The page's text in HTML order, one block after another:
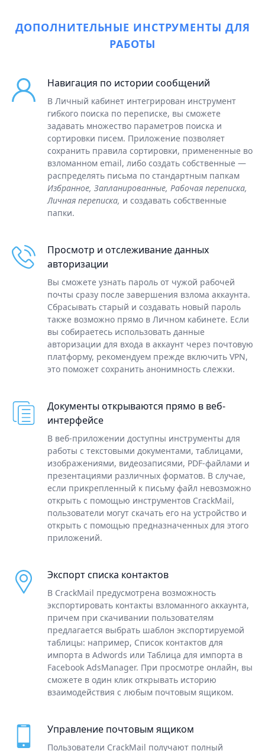
ДОПОЛНИТЕЛЬНЫЕ ИНСТРУМЕНТЫ ДЛЯ
РАБОТЫ
Навигация по истории сообщений
В Личный кабинет интегрирован инструмент
гибкого поиска по переписке, вы сможете
задавать множество параметров поиска и
сортировки писем. Приложение позволяет
сохранить правила сортировки, примененные во
взломанном email, либо создать собственные —
распределять письма по стандартным папкам
Избранное, Запланированные, Рабочая переписка,
Личная переписка, и создавать собственные
папки.
Просмотр и отслеживание данных
авторизации
Вы сможете узнать пароль от чужой рабочей
почты сразу после завершения взлома аккаунта.
Сбрасывать старый и создавать новый пароль
также возможно прямо в Личном кабинете. Если
вы собираетесь использовать данные
авторизации для входа в аккаунт через почтовую
платформу, рекомендуем прежде включить VPN,
это поможет сохранить анонимность слежки.
Документы открываются прямо в веб-
интерфейсе
В веб-приложении доступны инструменты для
работы с текстовыми документами, таблицами,
изображениями, видеозаписями, PDF-файлами и
презентациями различных форматов. В случае,
если прикрепленный к письму файл невозможно
открыть с помощью инструментов CrackMail,
пользователи могут скачать его на устройство и
открыть с помощью предназначенных для этого
приложений.
Экспорт списка контактов
В CrackMail предусмотрена возможность
экспортировать контакты взломанного аккаунта,
причем при скачивании пользователям
предлагается выбрать шаблон экспортируемой
таблицы: например, Список контактов для
импорта в Adwords или Таблица для импорта в
Facebook AdsManager. При просмотре онлайн, вы
сможете в один клик открывать историю
взаимодействия с любым почтовым ящиком.
Управление почтовым ящиком
Пользователи CrackMail получают полный